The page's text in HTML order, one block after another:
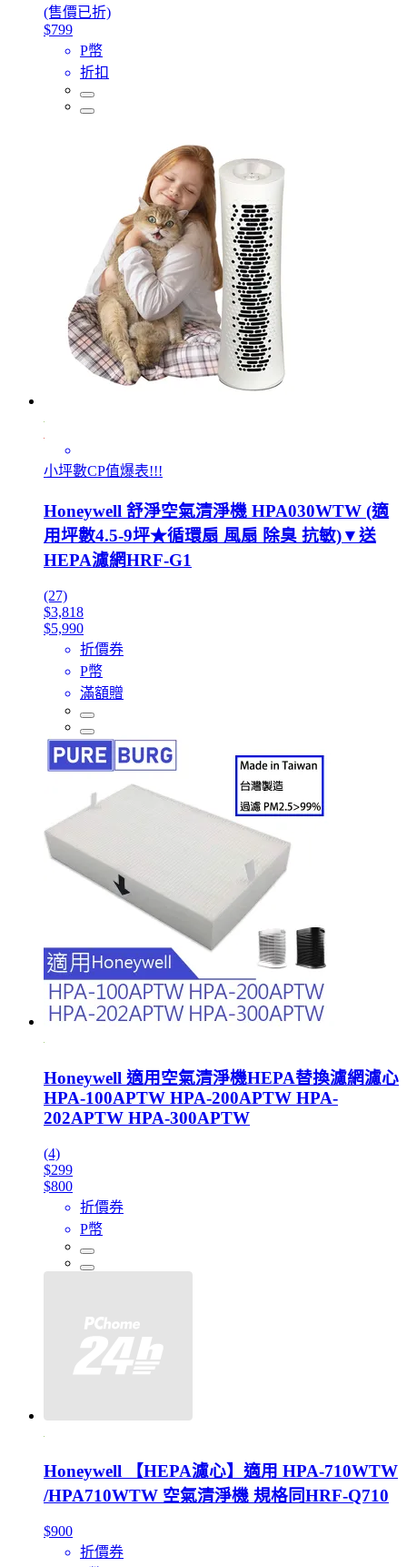
(售價已折)
$799
P幣
折扣
小坪數CP值爆表!!!
Honeywell 舒淨空氣清淨機 HPA030WTW (適
用坪數4.5-9坪★循環扇 風扇 除臭 抗敏)▼送
HEPA濾網HRF-G1
(27)
$3,818
$5,990
折價券
P幣
滿額贈
Honeywell 適用空氣清淨機HEPA替換濾網濾心
HPA-100APTW HPA-200APTW HPA-
202APTW HPA-300APTW
(4)
$299
$800
折價券
P幣
Honeywell 【HEPA濾心】適用 HPA-710WTW
/HPA710WTW 空氣清淨機 規格同HRF-Q710
$900
折價券